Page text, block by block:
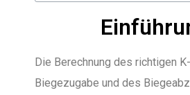
Die Berechnung des richtigen
Biegezugabe und des